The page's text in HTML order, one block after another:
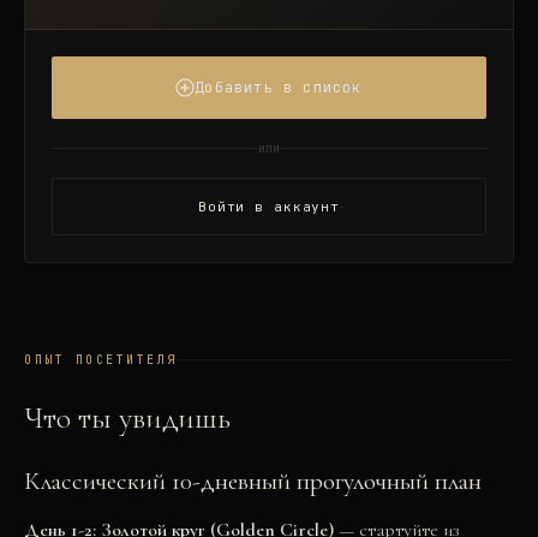
Добавить в список
или
Войти в аккаунт
ОПЫТ ПОСЕТИТЕЛЯ
Что ты увидишь
Классический 10-дневный прогулочный план
День 1-2: Золотой круг (Golden Circle) — стартуйте из